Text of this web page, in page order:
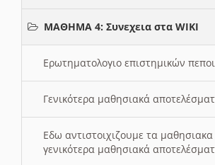
ΜΑΘΗΜΑ 4: Συνεχεια στα WIKI
Ερωτηματολογιο επιστημικών
Γενικότερα μαθησιακά
Εδω αντιστοιχιζουμε τα
γενικότερα μαθησιακά